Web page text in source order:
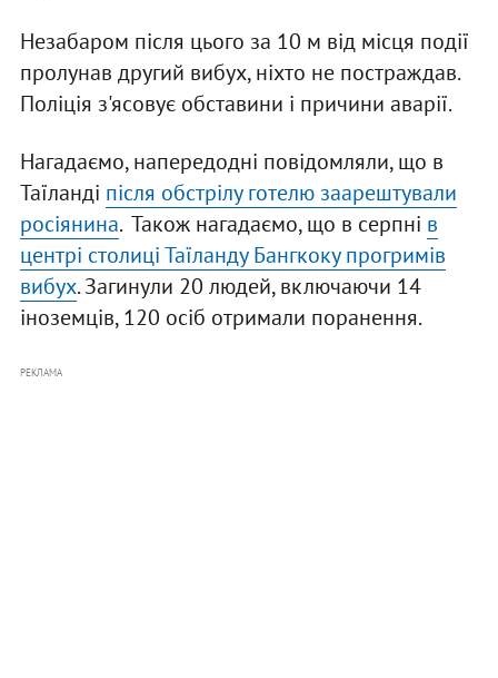
Незабаром після цього за 10 м від місця події
пролунав другий вибух, ніхто не постраждав.
Поліція з'ясовує обставини і причини аварії.
Нагадаємо, напередодні повідомляли, що в
Таїланді після обстрілу готелю заарештували
росіянина. Також нагадаємо, що в серпні в
центрі столиці Таїланду Бангкоку прогримів
вибух. Загинули 20 людей, включаючи 14
іноземців, 120 осіб отримали поранення.
РЕКЛАМА